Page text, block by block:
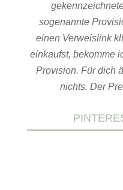
sogenannte
einen Verweislink
einkaufst, bekomme
Provision. Für dich
nichts. Der